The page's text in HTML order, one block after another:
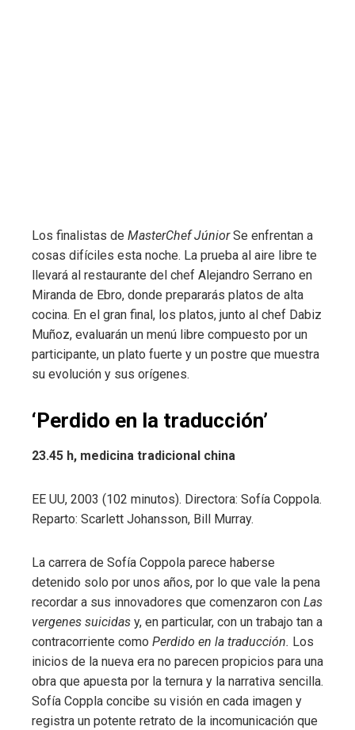
Los finalistas de MasterChef JúniorSe enfrentan a
cosas difíciles esta noche. La prueba al aire libre te
llevará al restaurante del chef Alejandro Serrano en
Miranda de Ebro, donde prepararás platos de alta
cocina. En el gran final, los platos, junto al chef Dabiz
Muñoz, evaluarán un menú libre compuesto por un
participante, un plato fuerte y un postre que muestra
su evolución y sus orígenes.
‘Perdido en la traducción’
23.45 h, medicina tradicional china
EE UU, 2003 (102 minutos). Directora: Sofía Coppola.
Reparto: Scarlett Johansson, Bill Murray.
La carrera de Sofía Coppola parece haberse
detenido solo por unos años, por lo que vale la pena
recordar a sus innovadores que comenzaron con Las
vergenes suicidas y, en particular, con un trabajo tan a
contracorriente como Perdido en la traducción. Los
inicios de la nueva era no parecen propicios para una
obra que apuesta por la ternura y la narrativa sencilla.
Sofía Coppla concibe su visión en cada imagen y
registra un potente retrato de la incomunicación que